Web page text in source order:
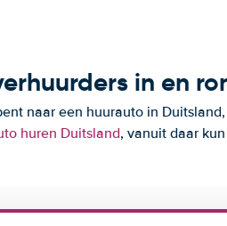
in en
naar een huurauto in
huren Duitsland, vanuit daar